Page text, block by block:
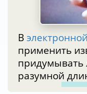
В
применить
разумной